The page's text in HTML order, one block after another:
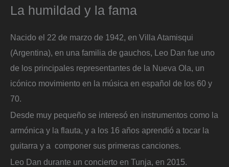
La humildad y la fama
Nacido el 22 de marzo de 1942, en Villa Atamisqui
(Argentina), en una familia de gauchos, Leo Dan fue uno
de los principales representantes de la Nueva Ola, un
icónico movimiento en la música en español de los 60 y
70.
Desde muy pequeño se interesó en instrumentos como la
armónica y la flauta, y a los 16 años aprendió a tocar la
guitarra y a componer sus primeras canciones.
Leo Dan durante un concierto en Tunja, en 2015.